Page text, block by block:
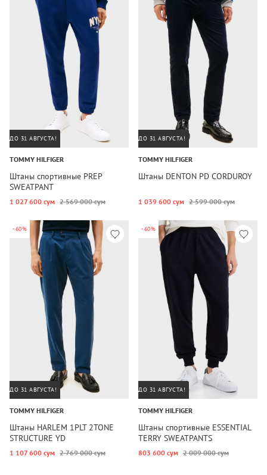
ДО 31 АВГУСТА!
TOMMY HILFIGER
Штаны спортивные PREP
SWEATPANT
1 027 600 сум 2 569 000 сум
ДО 31 АВГУСТА!
TOMMY HILFIGER
Штаны DENTON PD CORDUROY
1 039 600 сум 2 599 000 сум
-60%
ДО 31 АВГУСТА!
TOMMY HILFIGER
Штаны HARLEM 1PLT 2TONE
STRUCTURE YD
1 107 600 сум 2 769 000 сум
-60%
ДО 31 АВГУСТА!
TOMMY HILFIGER
Штаны спортивные ESSENTIAL
TERRY SWEATPANTS
803 600 сум 2 009 000 сум